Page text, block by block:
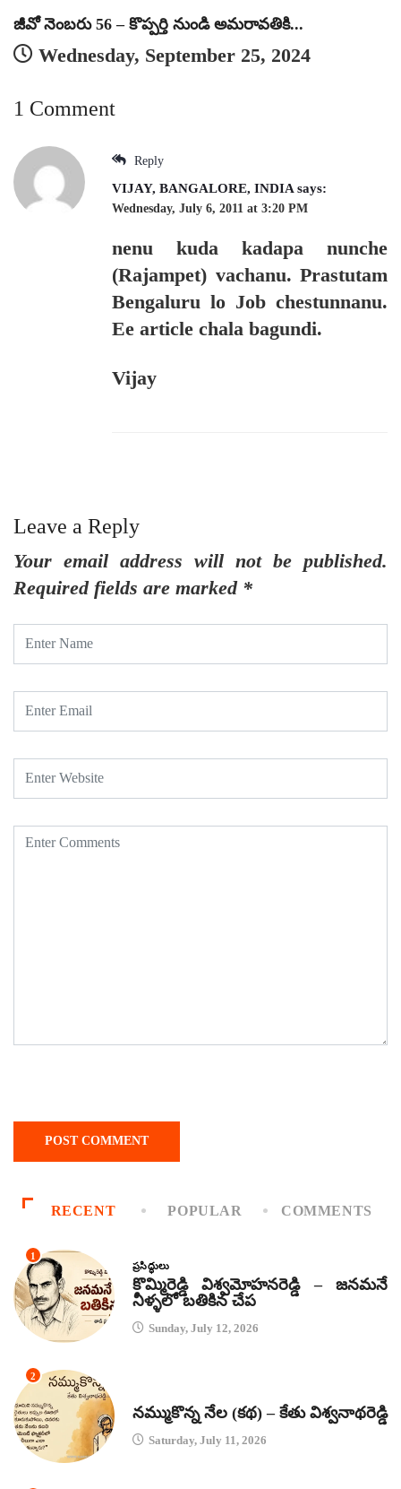
జీవో నెంబరు 56 – కొప్పర్తి నుండి అమరావతికి...
Wednesday, September 25, 2024
1 Comment
Reply
VIJAY, BANGALORE, INDIA says:
Wednesday, July 6, 2011 at 3:20 PM
nenu kuda kadapa nunche
(Rajampet) vachanu. Prastutam
Bengaluru lo Job chestunnanu.
Ee article chala bagundi.
Vijay
Leave a Reply
Your email address will not be published.
Required fields are marked *
RECENT POPULAR COMMENTS
1
ప్రసిద్ధులు
కొమ్మిరెడ్డి విశ్వమోహనరెడ్డి – జనమనే
నీళ్ళలో బతికిన చేప
Sunday, July 12, 2026
2
నమ్ముకొన్న నేల (కథ) – కేతు విశ్వనాథరెడ్డి
Saturday, July 11, 2026